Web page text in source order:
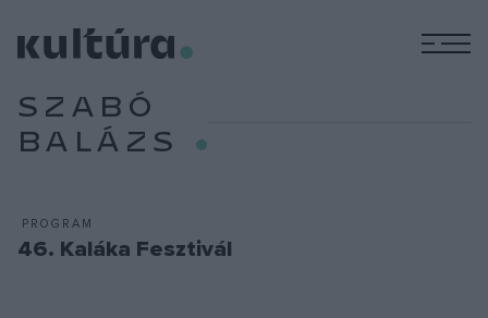
SZABÓ
BALÁZS
PROGRAM
46. Kaláka Fesztivál